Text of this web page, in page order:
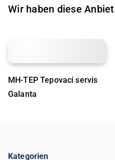
Wir haben diese
MH-TEP Tepovací servis
Galanta
Kategorien